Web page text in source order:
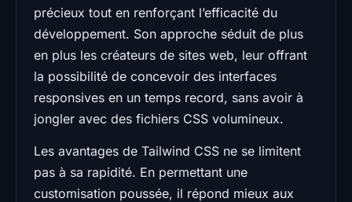
précieux tout en renforçant l’efficacité du
développement. Son approche séduit de plus
en plus les créateurs de sites web, leur offrant
la possibilité de concevoir des interfaces
responsives en un temps record, sans avoir à
jongler avec des fichiers CSS volumineux.
Les avantages de Tailwind CSS ne se limitent
pas à sa rapidité. En permettant une
customisation poussée, il répond mieux aux